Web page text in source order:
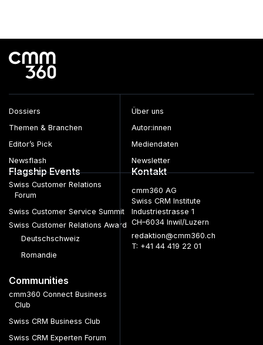
Dossiers
Themen & Branchen
Editor’s Pick
Newsflash
Über uns
Autor:innen
Mediendaten
Newsletter
Flagship Events
Swiss Customer Relations
Forum
Swiss Customer Service Summit
Swiss Customer Relations Award
Deutschschweiz
Romandie
Communities
cmm360 Connect Business
Club
Swiss CRM Business Club
Swiss CRM Experten Forum
Kontakt
cmm360 AG
Swiss CRM Institute
Industriestrasse 1
CH–6034 Inwil/Luzern
redaktion@cmm360.ch
T: +41 44 419 22 01